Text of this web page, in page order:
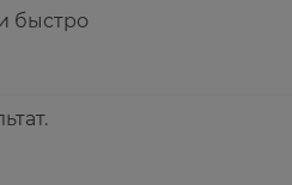
быстро